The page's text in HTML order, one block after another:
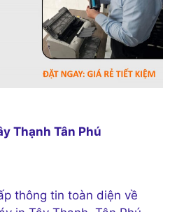
Thạnh Tân Phú
thông tin toàn diện về